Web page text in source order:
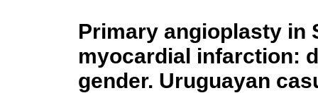
Primary angioplasty in
myocardial infarction:
gender. Uruguayan